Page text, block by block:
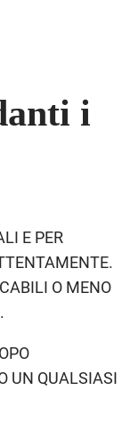
i
E PER
O MENO
UN QUALSIASI